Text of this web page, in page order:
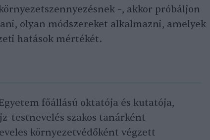
–, akkor próbáljon
olyan módszereket alkalmazni, amelyek
hatások mértékét.
főállású oktatója és kutatója,
szakos tanárként
környezetvédőként végzett